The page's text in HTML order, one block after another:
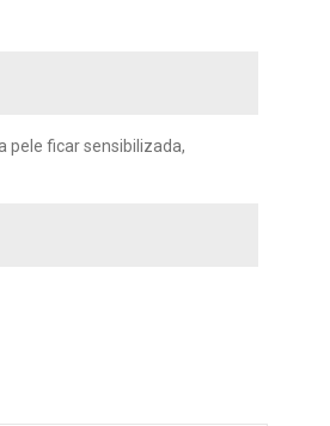
pele ficar sensibilizada,